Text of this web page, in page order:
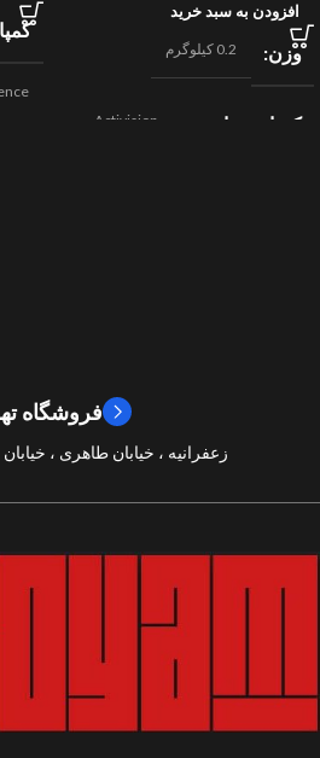
افزودن به سبد خرید
وزن 0.2 کیلوگرم
کمپانی سازنده
Activision
فروشگاه
زعفرانیه ، خیابان طاهری ،